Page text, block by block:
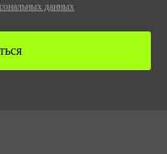
данных